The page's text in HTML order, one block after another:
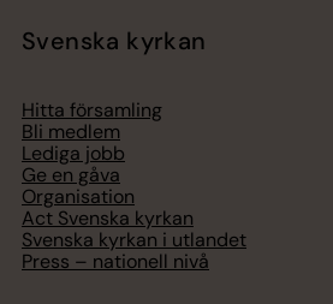
Svenska kyrkan
Hitta församling
Bli medlem
Lediga jobb
Ge en gåva
Organisation
Act Svenska kyrkan
Svenska kyrkan i utlandet
Press – nationell nivå